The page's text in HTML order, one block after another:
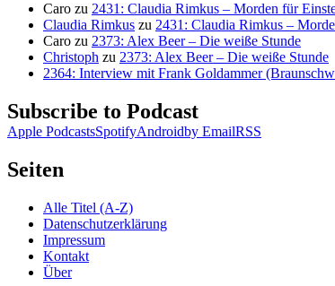
Caro zu 2431: Claudia Rimkus – Morden für
Claudia Rimkus zu 2431: Claudia Rimkus –
Caro zu 2373: Alex Beer – Die weiße Stunde
Christoph zu 2373: Alex Beer – Die weiße Stunde
2364: Interview mit Frank Goldammer
Subscribe to Podcast
Apple PodcastsSpotifyAndroidby EmailRSS
Seiten
Alle Titel (A-Z)
Datenschutzerklärung
Impressum
Kontakt
Über